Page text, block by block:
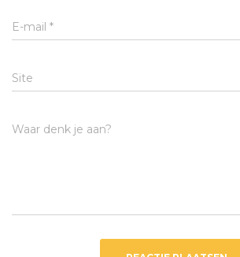
E-mail *
Site
Waar denk je aan?